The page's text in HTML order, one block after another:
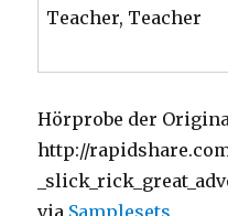
Teacher, Teacher
Hörprobe der
http://